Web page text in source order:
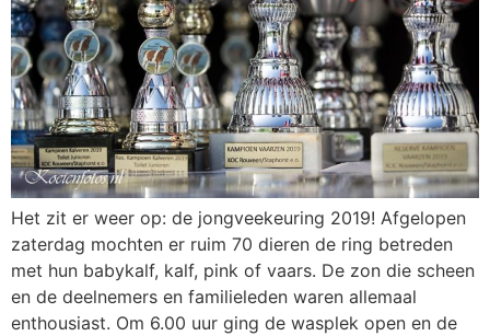
Het zit er weer op: de jongveekeuring 2019! Afgelopen
zaterdag mochten er ruim 70 dieren de ring betreden
met hun babykalf, kalf, pink of vaars. De zon die scheen
en de deelnemers en familieleden waren allemaal
enthousiast. Om 6.00 uur ging de wasplek open en de